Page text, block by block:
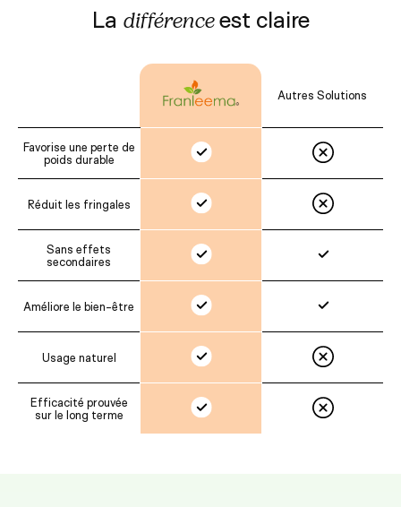
La différenceest claire
Autres Solutions
Favorise une perte de
poids durable
Réduit les fringales
Sans effets
secondaires
Améliore le bien-être
Usage naturel
Efficacité prouvée
sur le long terme